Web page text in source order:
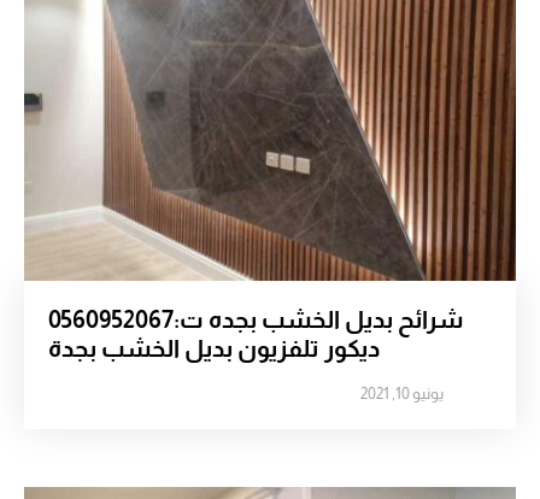
شرائح بديل الخشب بجده ت:0560952067
ديكور تلفزيون بديل الخشب بجدة
يونيو 10, 2021